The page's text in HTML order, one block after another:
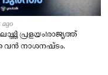
ago
പ്രളയം!രാജ്യത്ത്
വൻ നാശനഷ്ടം.